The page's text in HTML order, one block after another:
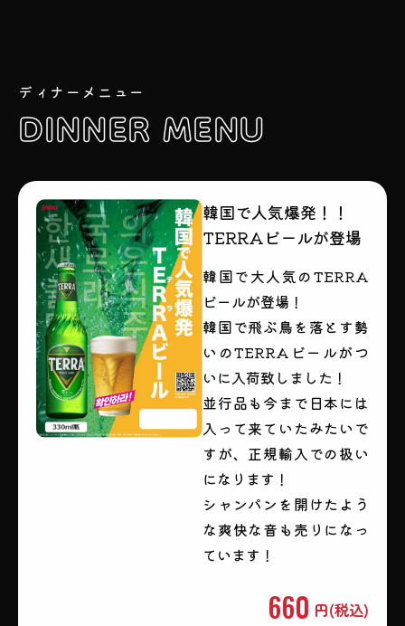
ディナーメニュー
DINNER MENU
韓国で人気爆発！！
TERRAビールが登場
韓国で大人気のTERRA
ビールが登場！
韓国で飛ぶ鳥を落とす勢
いのTERRAビールがつ
いに入荷致しました！
並行品も今まで日本には
入って来ていたみたいで
すが、正規輸入での扱い
になります！
シャンパンを開けたよう
な爽快な音も売りになっ
ています！
660